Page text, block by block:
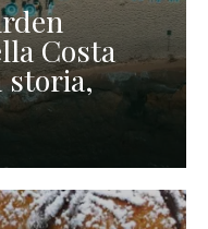
Costa
storia,